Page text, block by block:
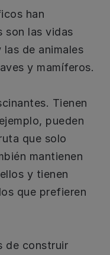
han
son las vidas
de animales
y mamíferos.
Tienen
pueden
que solo
mantienen
y tienen
que prefieren
de construir